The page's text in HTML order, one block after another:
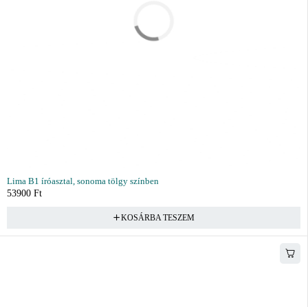
Lima B1 íróasztal, sonoma tölgy színben
53900 Ft
KOSÁRBA TESZEM